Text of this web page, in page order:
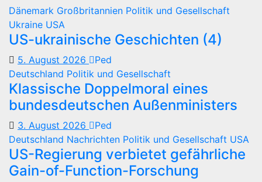
Dänemark Großbritannien Politik und Gesellschaft
Ukraine USA
US-ukrainische Geschichten (4)
5. August 2026
Ped
Deutschland Politik und Gesellschaft
Klassische Doppelmoral eines
bundesdeutschen Außenministers
3. August 2026
Ped
Deutschland Nachrichten Politik und Gesellschaft USA
US-Regierung verbietet gefährliche
Gain-of-Function-Forschung